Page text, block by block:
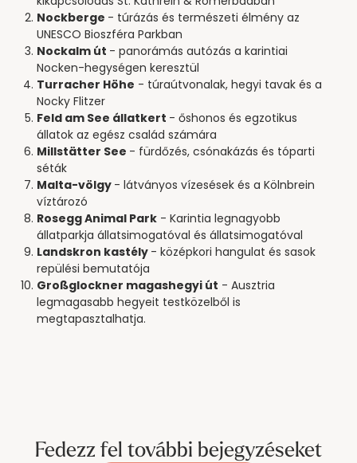
Nockberge - túrázás és természeti élmény az
UNESCO Bioszféra Parkban
Nockalm út - panorámás autózás a karintiai
Nocken-hegységen keresztül
Turracher Höhe - túraútvonalak, hegyi tavak és a
Nocky Flitzer
Feld am See állatkert - őshonos és egzotikus
állatok az egész család számára
Millstätter See - fürdőzés, csónakázás és tóparti
séták
Malta-völgy - látványos vízesések és a Kölnbrein
víztározó
Rosegg Animal Park - Karintia legnagyobb
állatparkja állatsimogatóval és állatsimogatóval
Landskron kastély - középkori hangulat és sasok
repülési bemutatója
Großglockner magashegyi út - Ausztria
legmagasabb hegyeit testközelből is
megtapasztalhatja.
Fedezz fel további bejegyzéseket